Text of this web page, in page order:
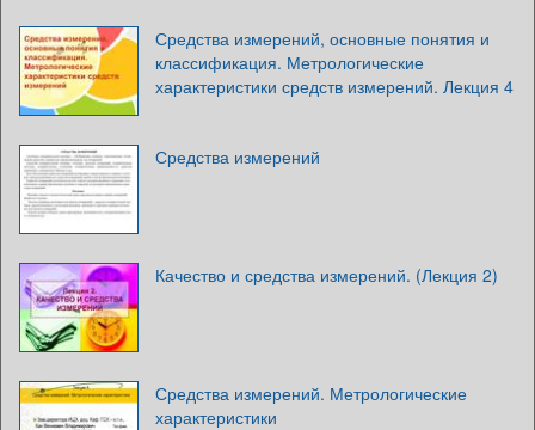
Средства измерений, основные понятия и
классификация. Метрологические
характеристики средств измерений. Лекция 4
Средства измерений
Качество и средства измерений. (Лекция 2)
Средства измерений. Метрологические
характеристики